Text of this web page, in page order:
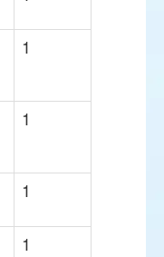
1
1
1
1